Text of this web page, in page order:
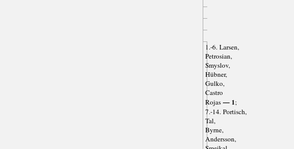
1.-6. Larsen,
Petrosian,
Smyslov,
Hübner,
Gulko,
Castro
Rojas— 1;
7.-14. Portisch,
Tal,
Byrne,
Andersson,